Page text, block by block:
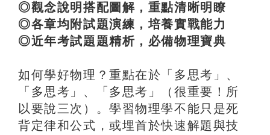
◎觀念說明搭配圖解，重點清晰明瞭
◎各章均附試題演練，培養實戰能力
◎近年考試題題精析，必備物理寶典
如何學好物理？重點在於「多思考」、
「多思考」、「多思考」（很重要！所
以要說三次）。學習物理學不能只是死
背定律和公式，或埋首於快速解題與技